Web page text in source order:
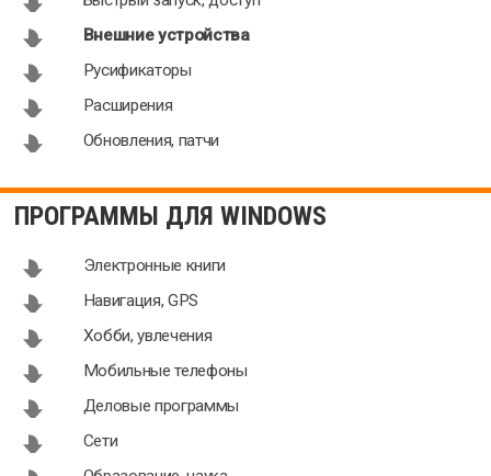
Внешние устройства
Русификаторы
Расширения
Обновления, патчи
ПРОГРАММЫ ДЛЯ WINDOWS
Электронные книги
Навигация, GPS
Хобби, увлечения
Мобильные телефоны
Деловые программы
Сети